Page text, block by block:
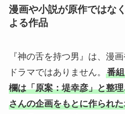
漫画や小説が原作ではな
よる作品
『神の舌を持つ男』は、漫
ドラマではありません。 番
欄は「原案：堤幸彦」と整
さんの企画をもとに作られ